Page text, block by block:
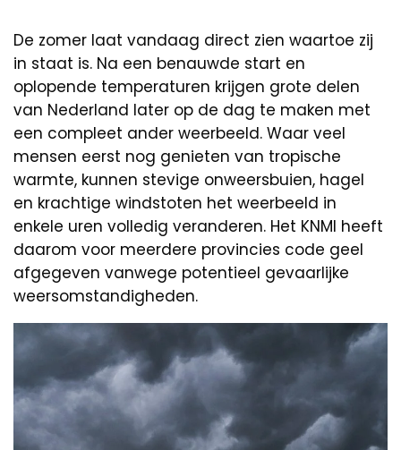
De zomer laat vandaag direct zien waartoe zij
in staat is. Na een benauwde start en
oplopende temperaturen krijgen grote delen
van Nederland later op de dag te maken met
een compleet ander weerbeeld. Waar veel
mensen eerst nog genieten van tropische
warmte, kunnen stevige onweersbuien, hagel
en krachtige windstoten het weerbeeld in
enkele uren volledig veranderen. Het KNMI heeft
daarom voor meerdere provincies code geel
afgegeven vanwege potentieel gevaarlijke
weersomstandigheden.